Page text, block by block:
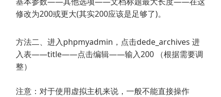
修改为200或更大(其实200应该是足够了)。
方法二、进入phpmyadmin，点击dede_archives 进
入表——title——点击编辑——输入200 （根据需要调
整）
注意：对于使用虚拟主机来说，一般不能直接操作